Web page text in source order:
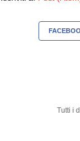
Tutti i